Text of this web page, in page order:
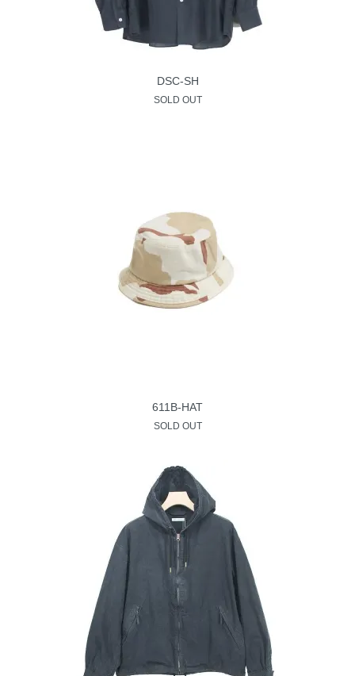
DSC-SH
SOLD OUT
611B-HAT
SOLD OUT